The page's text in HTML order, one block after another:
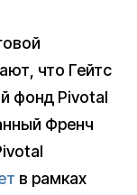
что Гейтс
фонд Pivotal
Френч
в рамках